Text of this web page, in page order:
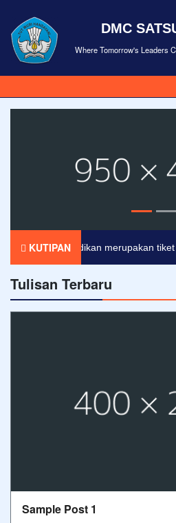
DMC
Where Tomorrow's Leaders
KUTIPAN
Pendidikan merupakan tiket
Tulisan Terbaru
Sample Post 1